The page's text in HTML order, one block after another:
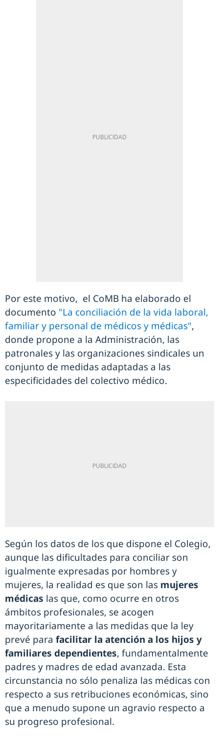
Por este motivo, el CoMB ha elaborado el
documento "La conciliación de la vida laboral,
familiar y personal de médicos y médicas",
donde propone a la Administración, las
patronales y las organizaciones sindicales un
conjunto de medidas adaptadas a las
especificidades del colectivo médico.
Según los datos de los que dispone el Colegio,
aunque las dificultades para conciliar son
igualmente expresadas por hombres y
mujeres, la realidad es que son las mujeres
médicas las que, como ocurre en otros
ámbitos profesionales, se acogen
mayoritariamente a las medidas que la ley
prevé para facilitar la atención a los hijos y
familiares dependientes, fundamentalmente
padres y madres de edad avanzada. Esta
circunstancia no sólo penaliza las médicas con
respecto a sus retribuciones económicas, sino
que a menudo supone un agravio respecto a
su progreso profesional.